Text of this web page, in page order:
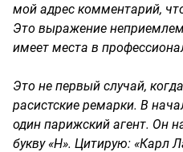
мой адрес комментарий,
Это выражение
имеет места в
Это не первый случай,
расистские ремарки. В
один парижский агент. Он
букву «Н». Цитирую: «Карл